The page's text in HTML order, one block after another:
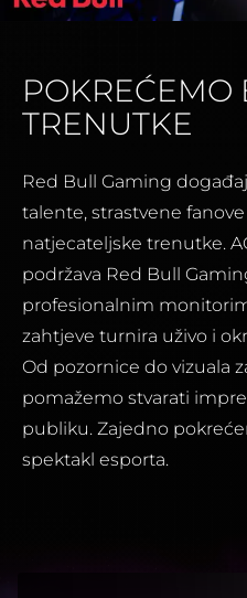
POKREĆEMO
TRENUTKE
Red Bull Gaming
talente, strastvene
natjecateljske trenutke.
podržava Red Bull
profesionalnim
zahtjeve turnira uživo i
Od pozornice do vizuala
pomažemo stvarati
publiku. Zajedno
spektakl esporta.